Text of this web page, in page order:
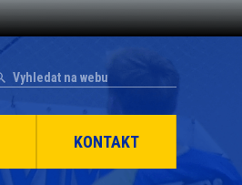
KONTAKT